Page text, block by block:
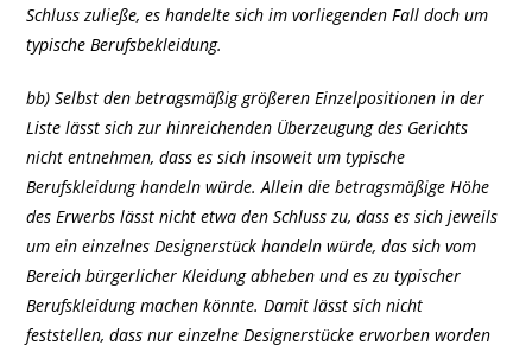
Schluss zuließe, es handelte sich im vorliegenden Fall doch um
typische Berufsbekleidung.
bb) Selbst den betragsmäßig größeren Einzelpositionen in der
Liste lässt sich zur hinreichenden Überzeugung des Gerichts
nicht entnehmen, dass es sich insoweit um typische
Berufskleidung handeln würde. Allein die betragsmäßige Höhe
des Erwerbs lässt nicht etwa den Schluss zu, dass es sich jeweils
um ein einzelnes Designerstück handeln würde, das sich vom
Bereich bürgerlicher Kleidung abheben und es zu typischer
Berufskleidung machen könnte. Damit lässt sich nicht
feststellen, dass nur einzelne Designerstücke erworben worden